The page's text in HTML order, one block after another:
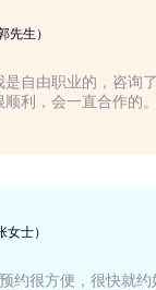
身教练
断，加上我是自由
下单缴费很顺利，会
络主播
的，app上预约很方